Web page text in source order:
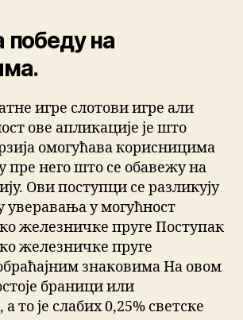
на
игре слотови игре али
ове апликације је што
омогућава корисницима
пре него што се обавежу на
Ови поступци се разликују
уверавања у могућност
железничке пруге Поступак
железничке пруге
знаковима На овом
браници или
то је слабих 0,25% светске